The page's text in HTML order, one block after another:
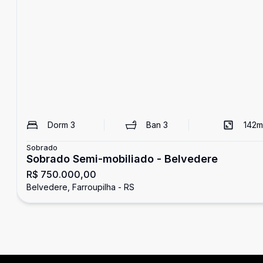
Dorm 3 Ban3 142
Sobrado
Sobrado Semi-mobiliado - Belvedere
R$ 750.000,00
Belvedere, Farroupilha - RS